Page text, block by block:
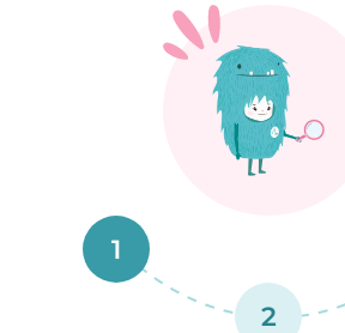
1
2